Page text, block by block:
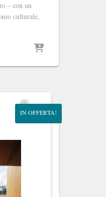
– con un
culturale,
IN OFFERTA!